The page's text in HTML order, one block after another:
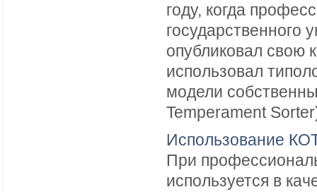
году, когда
государственного
опубликовал свою
использовал
модели
Temperament
Использование
При
используется в